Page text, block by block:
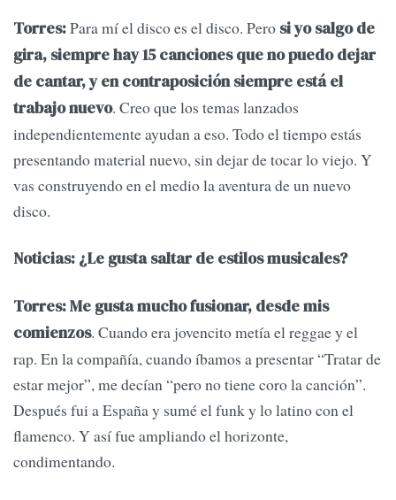
Torres:Para mí el disco es el disco. Pero si yo salgo de
gira, siempre hay 15 canciones que no puedo dejar
de cantar, y en contraposición siempre está el
trabajo nuevo. Creo que los temas lanzados
independientemente ayudan a eso. Todo el tiempo estás
presentando material nuevo, sin dejar de tocar lo viejo. Y
vas construyendo en el medio la aventura de un nuevo
disco.
Noticias: ¿Le gusta saltar de estilos musicales?
Torres: Me gusta mucho fusionar, desde mis
comienzos. Cuando era jovencito metía el reggae y el
rap. En la compañía, cuando íbamos a presentar “Tratar de
estar mejor”, me decían “pero no tiene coro la canción”.
Después fui a España y sumé el funk y lo latino con el
flamenco. Y así fue ampliando el horizonte,
condimentando.